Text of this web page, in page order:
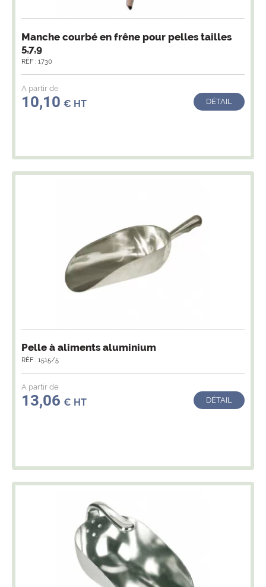
Manche courbé en frêne pour pelles tailles
5,7,9
RÉF : 1730
A partir de
10,10 € HT DÉTAIL
Pelle à aliments aluminium
RÉF : 1515/5
A partir de
13,06 € HT DÉTAIL